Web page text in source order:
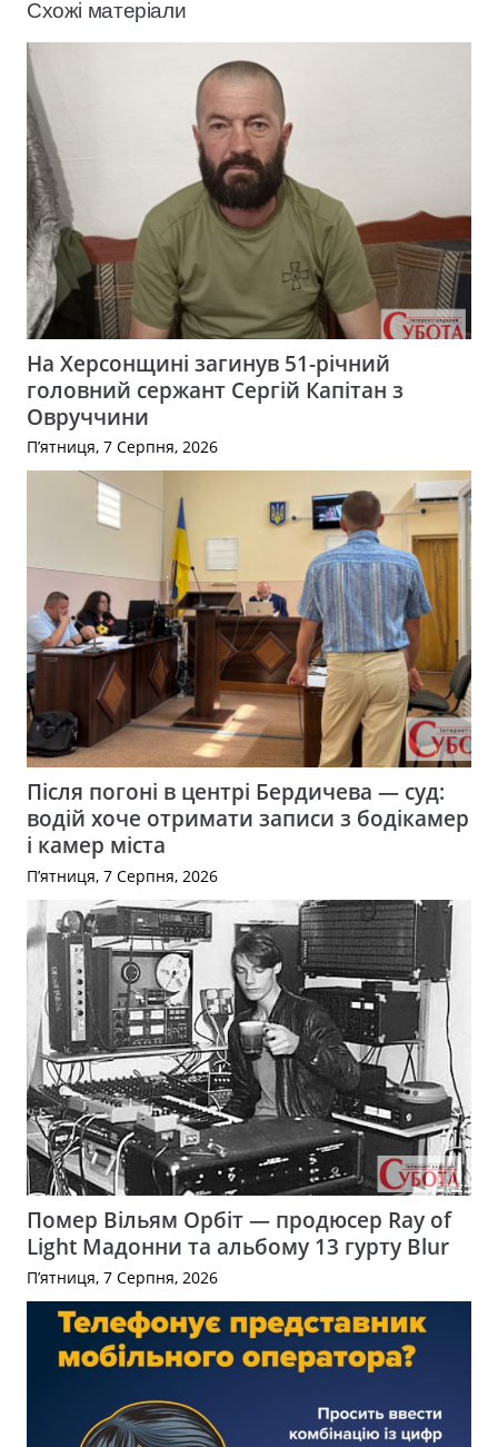
Схожі матеріали
На Херсонщині загинув 51-річний
головний сержант Сергій Капітан з
Овруччини
П’ятниця, 7 Серпня, 2026
Після погоні в центрі Бердичева — суд:
водій хоче отримати записи з бодікамер
і камер міста
П’ятниця, 7 Серпня, 2026
Помер Вільям Орбіт — продюсер Ray of
Light Мадонни та альбому 13 гурту Blur
П’ятниця, 7 Серпня, 2026